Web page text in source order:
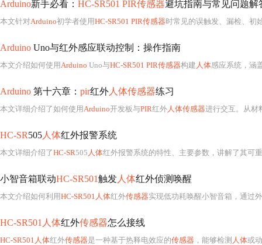
Arduino新手必看： HC-SR501 PIR传感器避坑指南与常见问题解
本文针对Arduino初学者使用HC-SR501 PIR传感器时常见的误触发、漏检、初始化失败等问题，深入解析BISS0091芯片工作机制、37秒以上上电校准必要性、
Arduino Uno与红外感应联动控制：操作指南
本文介绍如何使用Arduino Uno与HC-SR501 PIR传感器构建 人体感应系统，涵
Arduino 第十六章： pir红外 人体传感器练习
本文详细介绍了如何使用Arduino开发板与PIR红外人体传感器进行交互。从材
HC-SR505 人体红外报警系统
本文详细介绍了HC-SR505 人体红外报警系统的特性、主要参数，讲解了其可重
小智音箱联动HC-SR501触发 人体红外侦测唤醒
本文介绍如何利用HC-SR501人体红外传感器实现低功耗唤醒小智音箱，通过外部中断与深度睡眠机制，在节
HC-SR501人体红外传感器怎么接线
HC-SR501人体红外传感器是一种基于热释电效应的传感器 ，能够检测 人体或